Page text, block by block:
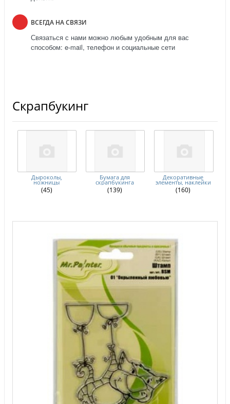
ВСЕГДА НА СВЯЗИ
Связаться с нами можно любым удобным для вас
способом: e-mail, телефон и социальные сети
Скрапбукинг
Дыроколы,
ножницы
(45)
Бумага для
скрапбукинга
(139)
Декоративные
элементы, наклейки
(160)